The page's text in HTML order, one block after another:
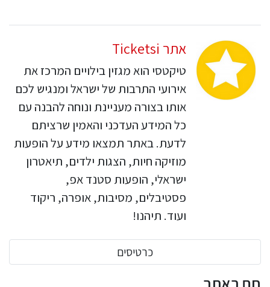
אתר Ticketsi
טיקטסי הוא מגזין בילויים המרכז את
אירועי התרבות של ישראל ומנגיש לכם
אותו בצורה מעניינת ונוחה להבנה עם
כל המידע העדכני והאמין שרציתם
לדעת. באתר תמצאו מידע על הופעות
מוזיקה חיות, הצגות ילדים, תיאטרון
ישראלי, הופעות סטנד אפ,
פסטיבלים, מסיבות, אופרה, ריקוד
ועוד. תיהנו!
כרטיסים